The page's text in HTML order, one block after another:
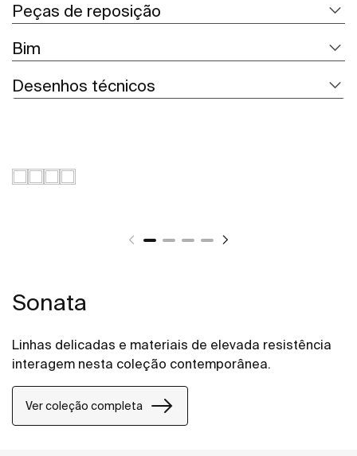
Peças de reposição
Bim
Desenhos técnicos
Sonata
Linhas delicadas e materiais de elevada resistência
interagem nesta coleção contemporânea.
Ver coleção completa